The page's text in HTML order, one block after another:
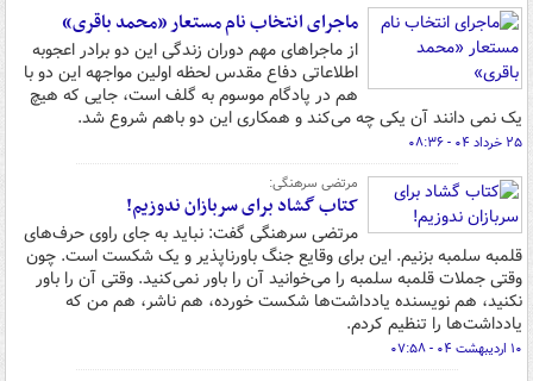
ماجرای انتخاب نام مستعار «محمد باقری»
از ماجراهای مهم دوران زندگی این دو برادر اعجوبه
اطلاعاتی دفاع مقدس لحظه اولین مواجهه این دو با
هم در پادگام موسوم به گلف است، جایی که هیچ
یک نمی دانند آن یکی چه می‌کند و همکاری این دو باهم شروع شد.
۲۵ خرداد ۰۴ - ۰۸:۳۶
مرتضی سرهنگی:
کتاب گشاد برای سربازان ندوزیم!
مرتضی سرهنگی گفت: نباید به جای راوی حرف‌های
قلمبه سلمبه بزنیم. این برای وقایع جنگ باورناپذیر و یک شکست است. چون
وقتی جملات قلمبه سلمبه را می‌خوانید آن را باور نمی‌کنید. وقتی آن را باور
نکنید، هم نویسنده یادداشت‌ها شکست خورده، هم ناشر، هم من که
یادداشت‌ها را تنظیم کردم.
۱۰ اردیبهشت ۰۴ - ۰۷:۵۸